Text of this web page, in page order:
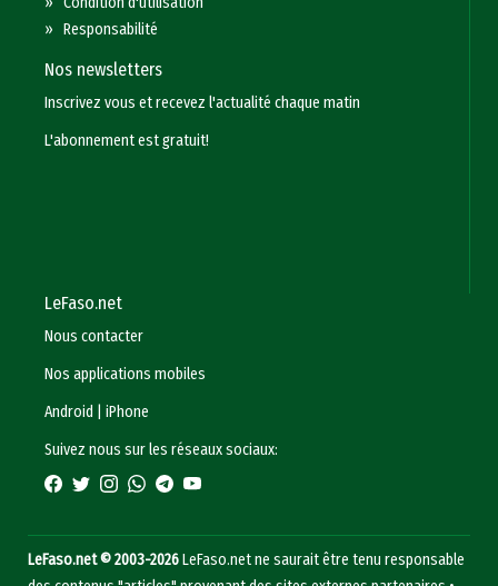
»Responsabilité
Nos newsletters
Inscrivez vous et recevez l'actualité chaque matin
L'abonnement est gratuit!
LeFaso.net
Nous contacter
Nos applications mobiles
Android
|iPhone
Suivez nous sur les réseaux sociaux:
LeFaso.net © 2003-2026LeFaso.net ne saurait être tenu responsable